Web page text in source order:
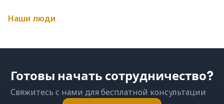
Наши люди
Готовы начать сотрудничество?
Свяжитесь с нами для бесплатной консультации